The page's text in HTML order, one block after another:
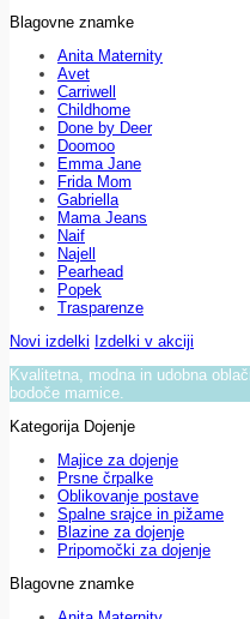
Blagovne znamke
Anita Maternity
Avet
Carriwell
Childhome
Done by Deer
Doomoo
Emma Jane
Frida Mom
Gabriella
Mama Jeans
Naif
Najell
Pearhead
Popek
Trasparenze
Novi izdelki Izdelki v akciji
Kvalitetna, modna in udobna
bodoče mamice.
Kategorija Dojenje
Majice za dojenje
Prsne črpalke
Oblikovanje postave
Spalne srajce in pižame
Blazine za dojenje
Pripomočki za dojenje
Blagovne znamke